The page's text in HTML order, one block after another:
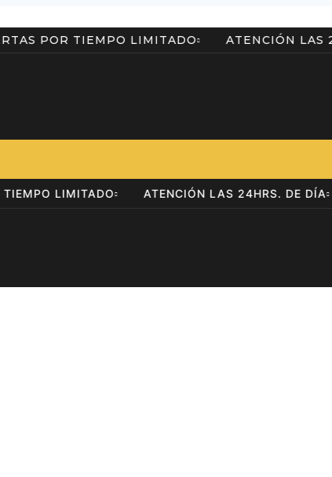
OFERTAS POR TIEMPO LIMITADO
POR TIEMPO LIMITADO ATENCIÓN LAS 24HRS.